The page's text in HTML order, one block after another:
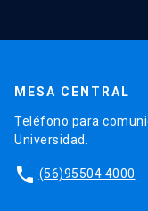
MESA CENTRAL
Teléfono para
Universidad.
phone (56)95504 4000